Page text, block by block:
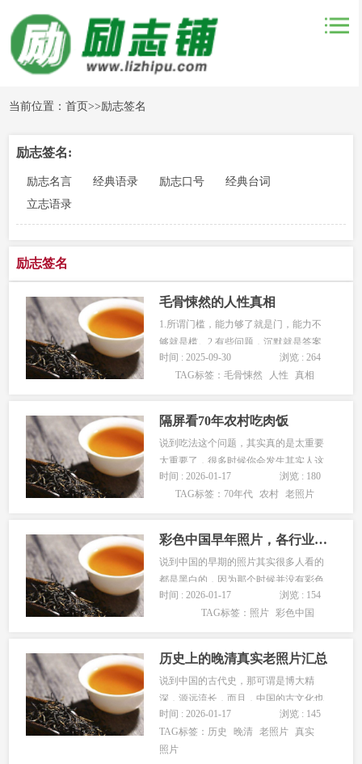
当前位置：首页>>励志签名
励志签名:
励志名言 经典语录 励志口号
经典台词
立志语录
励志签名
毛骨悚然的人性真相
1.所谓门槛，能力够了就是门，能力不
够就是槛。2.有些问题，沉默就是答案
躲闪就是答案，没有主动就是答案。3.
人脉只能用来锦上添花，不要指望人脉
到处都是，被男人欺负的老婆也到处都
是，他们都有一个共同点:不会...
时间 : 2025-09-30
浏览 : 264
TAG标签：毛骨悚然 人性 真相
隔屏看70年农村吃肉饭
说到吃法这个问题，其实真的是太重要
太重要了，很多时候你会发生其实人这
一辈子不就是为了图个吃饱了喝足了这
样的，但是现在社会生活好了，对于吃
不妨回顾回顾在70年代那个时候我们农
村是怎么吃饭的，有一些老的照片供
大...
时间 : 2026-01-17
浏览 : 180
TAG标签： 70年代 农村 老照片
彩色中国早年照片，各行业人迹罕至。
说到中国的早期的照片其实很多人看的
都是黑白的，因为那个时候并没有彩色
的相机，但是这些都不是什么问题了，
因为使用一些科学技术还是能还原的，
的照片，大家肯定有没见过的，感兴趣
的可以看看！...
时间 : 2026-01-17
浏览 : 154
TAG标签： 照片 彩色中国
历史上的晚清真实老照片汇总
说到中国的古代史，那可谓是博大精
深，源远流长，而且，中国的古文化也
是特别丰富，中华上下五千年沉淀的历
史回忆也是有不少，小编今天看到了古
代晚晴时候的一些老照片，当时的晚晴
时间 : 2026-01-17
浏览 : 145
TAG标签： 历史 晚清 老照片 真实
照片